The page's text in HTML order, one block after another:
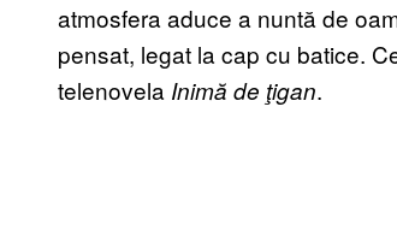
atmosfera aduce a nuntă de
pensat, legat la cap cu batice.
telenovela Inimă de ţigan.